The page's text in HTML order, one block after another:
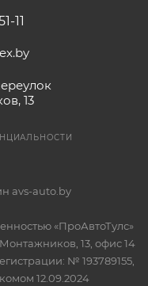
11
13
avs-auto.by
«ПроАвтоТулс»
13, офис 14
№ 193789155,
12.09.2024